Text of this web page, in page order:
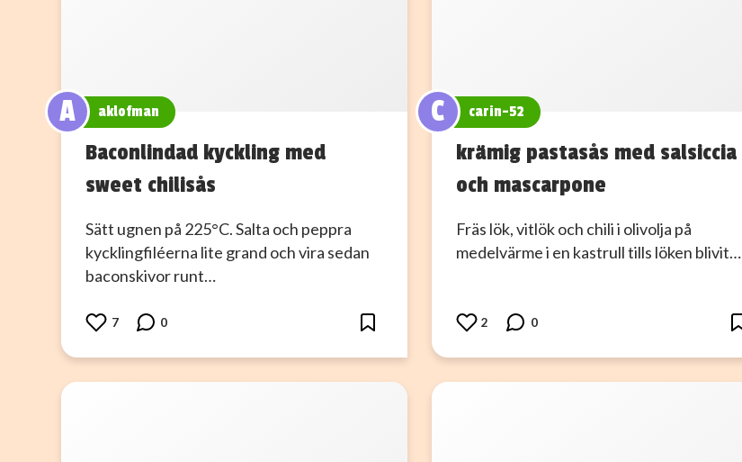
A aklofman
Baconlindad kyckling med
sweet chilisås
Sätt ugnen på 225°C. Salta och peppra
kycklingfiléerna lite grand och vira sedan
baconskivor runt…
7 0
C carin-52
krämig pastasås med salsiccia
och mascarpone
Fräs lök, vitlök och chili i olivolja på
medelvärme i en kastrull tills löken blivit…
2 0